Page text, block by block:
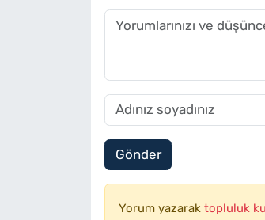
Gönder
Yorum yazarak topluluk